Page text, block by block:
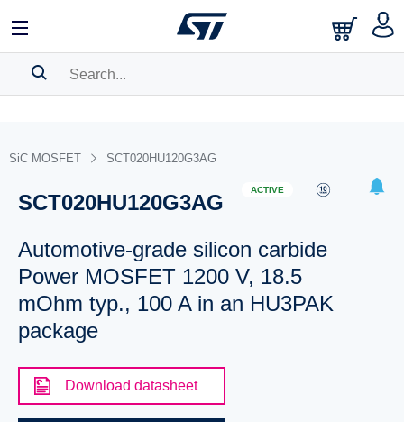
BOOKMARK
to show your saved searches.
SiC MOSFET SCT020HU120G3AG
SCT020HU120G3AG
ACTIVE
Automotive-grade silicon carbide
Power MOSFET 1200 V, 18.5
mOhm typ., 100 A in an HU3PAK
package
Download datasheet